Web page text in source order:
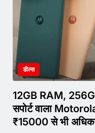
डील्स
12GB RAM,
सपोर्ट वाला
₹15000 से भी अधिक